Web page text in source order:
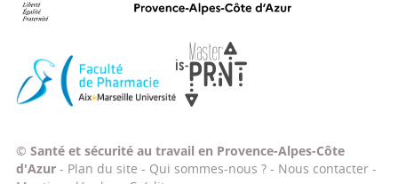
© Santé et sécurité au travail en Provence-Alpes-Côte
d'Azur- Plan du site - Qui sommes-nous ?- Nous contacter-